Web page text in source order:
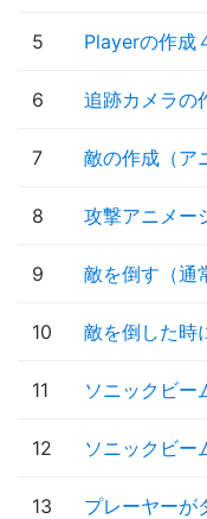
5 Playerの作成
6 追跡カメラの
7 敵の作成（ア
8 攻撃アニメー
9 敵を倒す（通
10 敵を倒した時
11 ソニックビー
12 ソニックビー
13 プレーヤーが